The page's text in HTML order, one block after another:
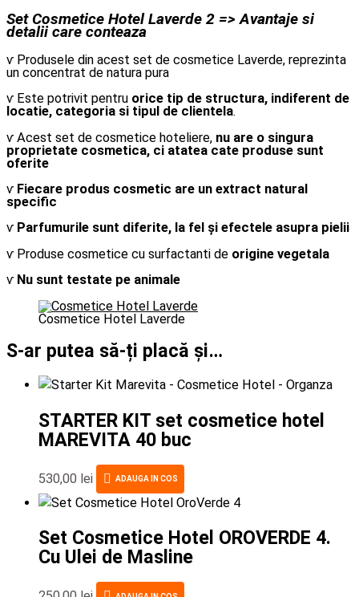
Set Cosmetice Hotel Laverde 2 => Avantaje si
detalii care conteaza
ⱱ Produsele din acest set de cosmetice Laverde, reprezinta
un concentrat de natura pura
ⱱ Este potrivit pentru orice tip de structura, indiferent de
locatie, categoria si tipul de clientela.
ⱱ Acest set de cosmetice hoteliere, nu are o singura
proprietate cosmetica, ci atatea cate produse sunt
oferite
ⱱ Fiecare produs cosmetic are un extract natural
specific
ⱱ Parfumurile sunt diferite, la fel și efectele asupra pielii
ⱱ Produse cosmetice cu surfactanti de origine vegetala
ⱱ Nu sunt testate pe animale
Cosmetice Hotel Laverde
S-ar putea să-ți placă și…
STARTER KIT set cosmetice hotel
MAREVITA 40 buc
530,00 lei ADAUGA IN COS
Set Cosmetice Hotel OROVERDE 4.
Cu Ulei de Masline